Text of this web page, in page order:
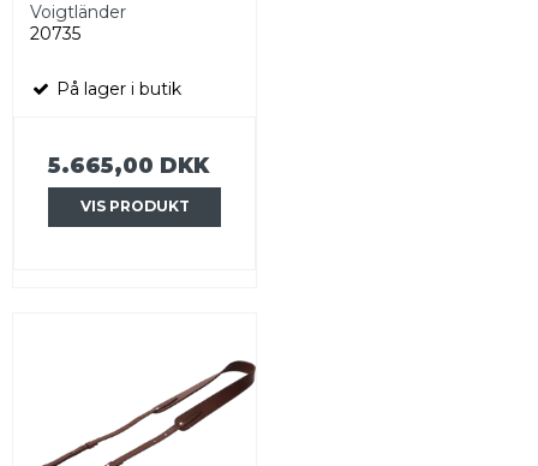
Voigtländer
20735
På lager i butik
5.665,00 DKK
VIS PRODUKT